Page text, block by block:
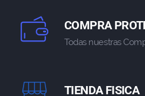
COMPRA
Todas nuestras
TIENDA FISICA